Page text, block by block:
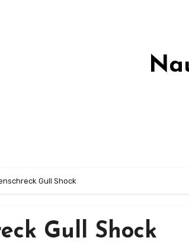
Gull Shock
Gull Shock